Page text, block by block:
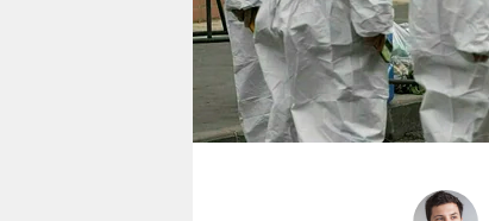
fragen & hilfe
unterstützen
abo